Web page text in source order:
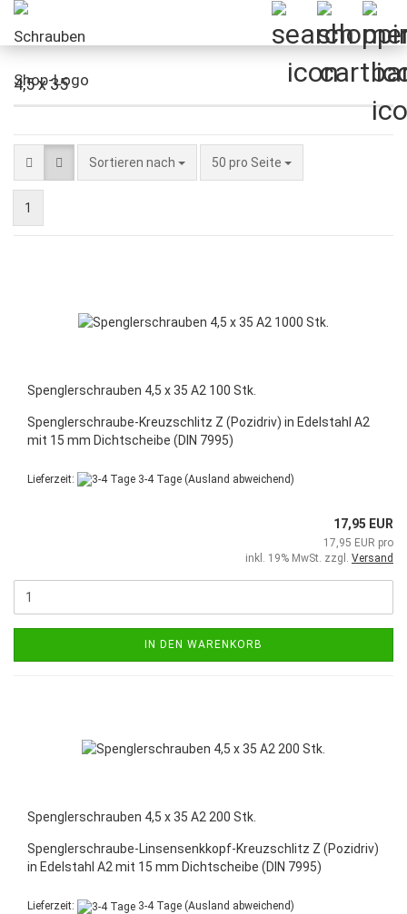
4,5 x 35
Sortieren nach
Sortieren nach 50 pro Seite
pro Seite
1
Spenglerschrauben 4,5 x 35 A2 100 Stk.
Spenglerschraube-Kreuzschlitz Z (Pozidriv) in Edelstahl A2
mit 15 mm Dichtscheibe (DIN 7995)
Lieferzeit: 3-4 Tage (Ausland abweichend)
17,95 EUR
17,95 EUR pro
inkl. 19% MwSt. zzgl. Versand
IN DEN WARENKORB
Spenglerschrauben 4,5 x 35 A2 200 Stk.
Spenglerschraube-Linsensenkkopf-Kreuzschlitz Z (Pozidriv)
in Edelstahl A2 mit 15 mm Dichtscheibe (DIN 7995)
Lieferzeit: 3-4 Tage (Ausland abweichend)